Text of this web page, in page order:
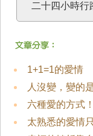
二十四小時行
1+1=1的愛情
人沒變，變的
六種愛的方式！
太熟悉的愛情